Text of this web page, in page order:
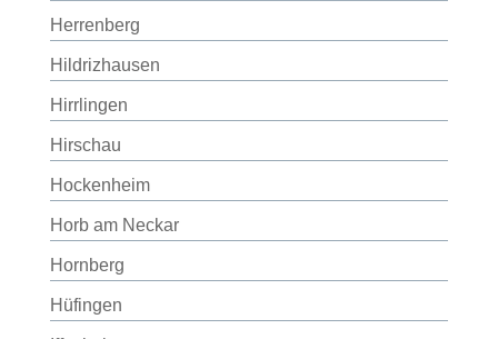
Herrenberg
Hildrizhausen
Hirrlingen
Hirschau
Hockenheim
Horb am Neckar
Hornberg
Hüfingen